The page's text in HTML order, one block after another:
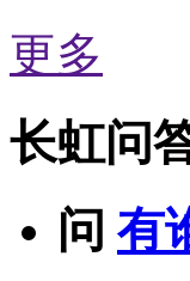
更多
长虹问
问 有